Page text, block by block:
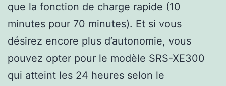
que la fonction de charge rapide (10
minutes pour 70 minutes). Et si vous
désirez encore plus d’autonomie, vous
pouvez opter pour le modèle SRS-XE300
qui atteint les 24 heures selon le